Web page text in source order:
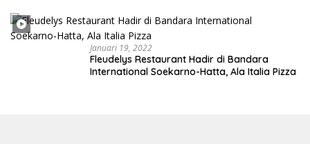
Januari 19, 2022
Fleudelys Restaurant Hadir di Bandara
International Soekarno-Hatta, Ala Italia Pizza